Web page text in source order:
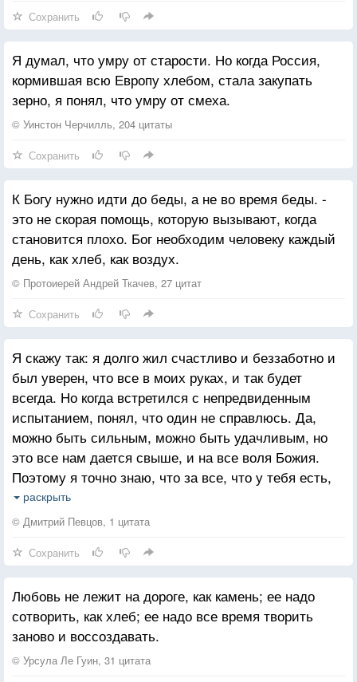
Сохранить
Я думал, что умру от старости. Но когда Россия,
кормившая всю Европу хлебом, стала закупать
зерно, я понял, что умру от смеха.
© Уинстон Черчилль, 204 цитаты
Сохранить
К Богу нужно идти до беды, а не во время беды. -
это не скорая помощь, которую вызывают, когда
становится плохо. Бог необходим человеку каждый
день, как хлеб, как воздух.
© Протоиерей Андрей Ткачев, 27 цитат
Сохранить
Я скажу так: я долго жил счастливо и беззаботно и
был уверен, что все в моих руках, и так будет
всегда. Но когда встретился с непредвиденным
испытанием, понял, что один не справлюсь. Да,
можно быть сильным, можно быть удачливым, но
это все нам дается свыше, и на все воля Божия.
Поэтому я точно знаю, что за все, что у тебя есть,
надо благодарить Бога, за все, от куска хлеба до
ребенка.
раскрыть
© Дмитрий Певцов, 1 цитата
Сохранить
Любовь не лежит на дороге, как камень; ее надо
сотворить, как хлеб; ее надо все время творить
заново и воссоздавать.
© Урсула Ле Гуин, 31 цитата